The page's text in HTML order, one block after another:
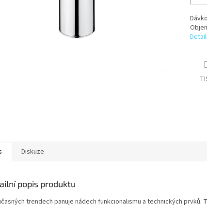
Diskuze
popis produktu
trendech panuje nádech funkcionalismu a technických prvků.